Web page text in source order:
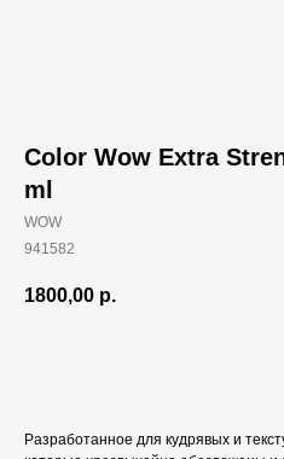
Color Wow Extra
ml
WOW
941582
1800,00 р.
Разработанное для кудрявых и